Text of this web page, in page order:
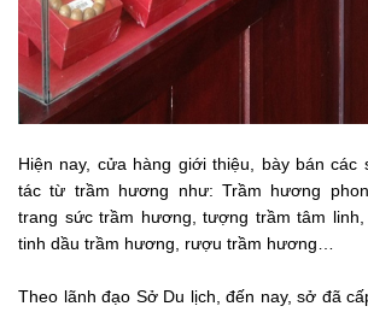
Hiện nay, cửa hàng giới thiệu, bày bán các
tác từ trầm hương như: Trầm hương
trang sức trầm hương, tượng trầm tâm linh,
tinh dầu trầm hương, rượu trầm hương…
Theo lãnh đạo Sở Du lịch, đến nay, sở đã